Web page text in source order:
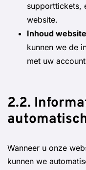
supporttickets,
website.
Inhoud
kunnen we de
met uw
2.2.
Wanneer u onze
kunnen we